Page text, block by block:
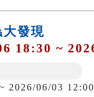
發現
18:30 ~
2026/06/03 12:00